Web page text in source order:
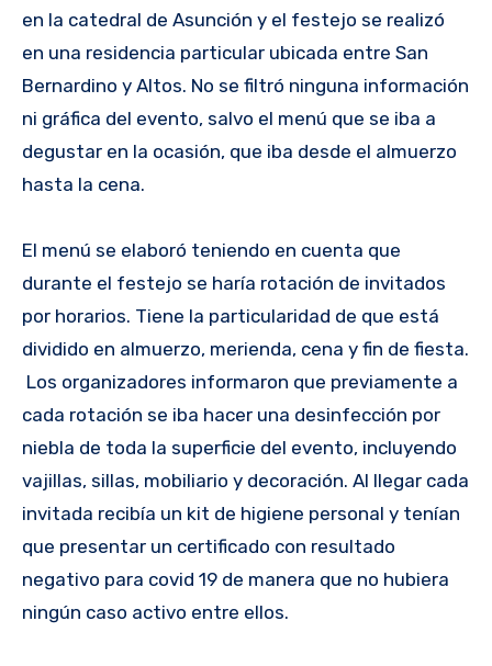
en la catedral de Asunción y el festejo se realizó
en una residencia particular ubicada entre San
Bernardino y Altos. No se filtró ninguna información
ni gráfica del evento, salvo el menú que se iba a
degustar en la ocasión, que iba desde el almuerzo
hasta la cena.
El menú se elaboró teniendo en cuenta que
durante el festejo se haría rotación de invitados
por horarios. Tiene la particularidad de que está
dividido en almuerzo, merienda, cena y fin de fiesta.
Los organizadores informaron que previamente a
cada rotación se iba hacer una desinfección por
niebla de toda la superficie del evento, incluyendo
vajillas, sillas, mobiliario y decoración. Al llegar cada
invitada recibía un kit de higiene personal y tenían
que presentar un certificado con resultado
negativo para covid 19 de manera que no hubiera
ningún caso activo entre ellos.